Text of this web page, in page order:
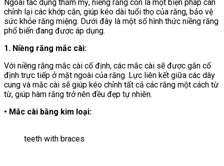
Ngoài tác dụng thẩm mỹ, niềng răng còn là một biện pháp cân
chỉnh lại các khớp cắn, giúp kéo dài tuổi thọ của răng, bảo vệ
sức khỏe răng miệng. Dưới đây là một số hình thức niềng răng
phổ biến đang được áp dụng.
1. Niềng răng mắc cài:
Với niềng răng mắc cài cố định, các mắc cài sẽ được gắn cố
định trực tiếp ở mặt ngoài của răng. Lực liên kết giữa các dây
cung và mắc cài sẽ giúp kéo chỉnh tất cả các răng một cách từ
từ, giúp hàm răng trở nên đều đẹp tự nhiên.
• Mắc cài bằng kim loại:
teeth with braces